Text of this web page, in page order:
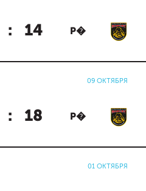
: 14 Р�
09 ОКТЯБРЯ
: 18 Р�
01 ОКТЯБРЯ